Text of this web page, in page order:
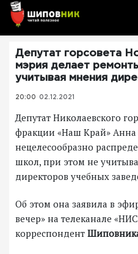
Депутат горсовета
мэрия делает
учитывая мнения
20:00 02.12.2021
Депутат Николаевского
фракции «Наш Край» Анна
нецелесообразно
школ, при этом не
директоров учебных
Об этом она заявила в
вечер» на телеканале
корреспондент